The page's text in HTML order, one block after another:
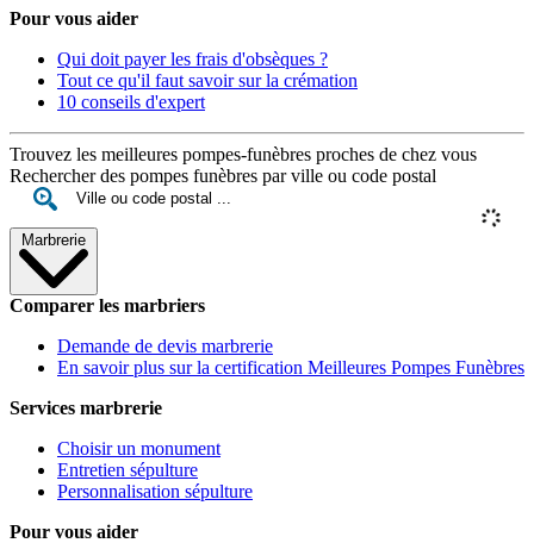
Pour vous aider
Qui doit payer les frais d'obsèques ?
Tout ce qu'il faut savoir sur la crémation
10 conseils d'expert
Trouvez les meilleures pompes-funèbres proches de chez vous
Rechercher des pompes funèbres par ville ou code postal
Marbrerie
Comparer les marbriers
Demande de devis marbrerie
En savoir plus sur la certification Meilleures Pompes Funèbres
Services marbrerie
Choisir un monument
Entretien sépulture
Personnalisation sépulture
Pour vous aider